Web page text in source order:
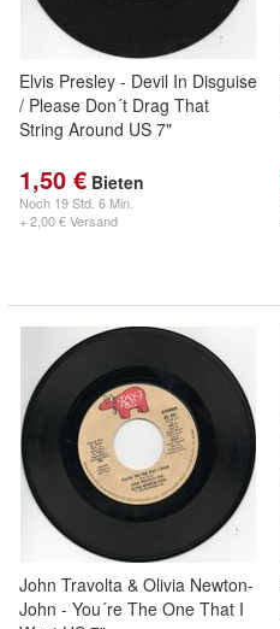
Elvis Presley - Devil In Disguise
/ Please Don´t Drag That
String Around US 7"
1,50 € Bieten
Noch 19 Std. 6 Min.
+ 2,00 € Versand
John Travolta & Olivia Newton-
John - You´re The One That I